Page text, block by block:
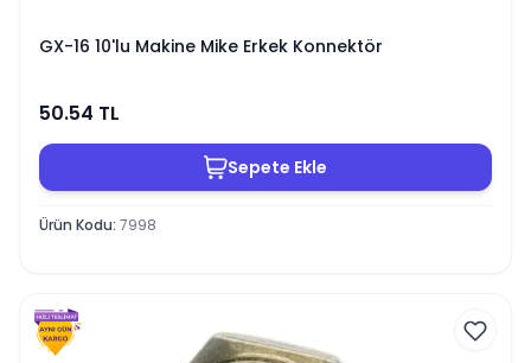
GX-16 10'lu Makine Mike Erkek Konnektör
50.54 TL
Sepete Ekle
Ürün Kodu: 7998